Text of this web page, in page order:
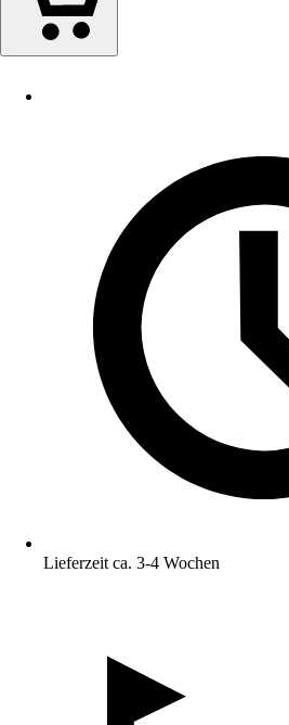
Lieferzeit ca. 3-4 Wochen